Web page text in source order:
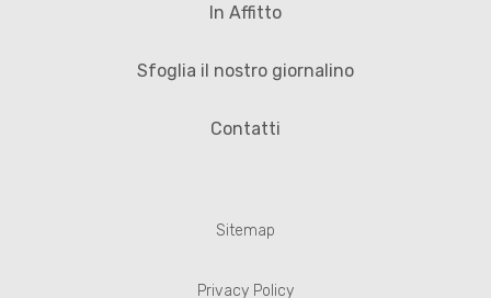
In Affitto
Sfoglia il nostro giornalino
Contatti
Sitemap
Privacy Policy